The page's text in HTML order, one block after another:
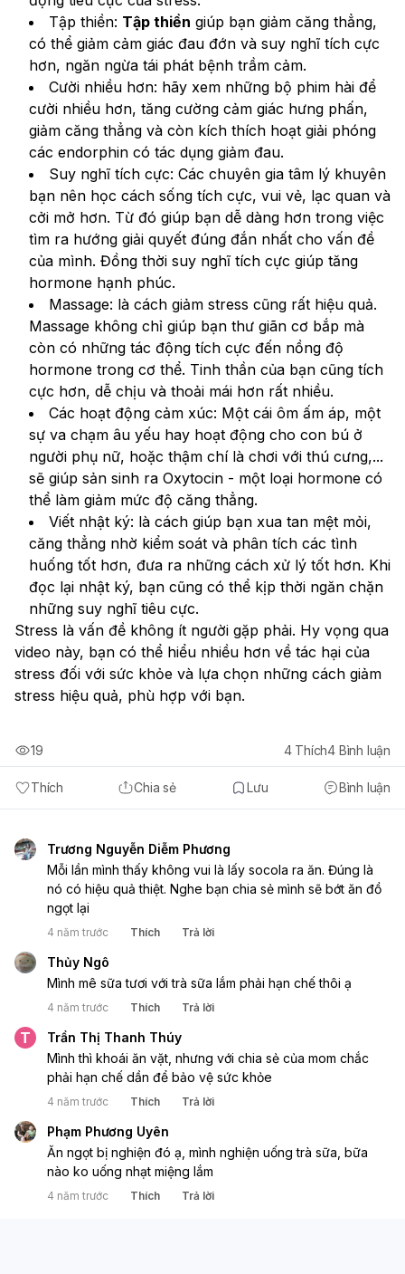
Tập thiền: Tập thiền giúp bạn giảm căng thẳng,
có thể giảm cảm giác đau đớn và suy nghĩ tích cực
hơn, ngăn ngừa tái phát bệnh trầm cảm.
Cười nhiều hơn: hãy xem những bộ phim hài để
cười nhiều hơn, tăng cường cảm giác hưng phấn,
giảm căng thẳng và còn kích thích hoạt giải phóng
các endorphin có tác dụng giảm đau.
Suy nghĩ tích cực: Các chuyên gia tâm lý khuyên
bạn nên học cách sống tích cực, vui vẻ, lạc quan và
cởi mở hơn. Từ đó giúp bạn dễ dàng hơn trong việc
tìm ra hướng giải quyết đúng đắn nhất cho vấn đề
của mình. Đồng thời suy nghĩ tích cực giúp tăng
hormone hạnh phúc.
Massage: là cách giảm stress cũng rất hiệu quả.
Massage không chỉ giúp bạn thư giãn cơ bắp mà
còn có những tác động tích cực đến nồng độ
hormone trong cơ thể. Tinh thần của bạn cũng tích
cực hơn, dễ chịu và thoải mái hơn rất nhiều.
Các hoạt động cảm xúc: Một cái ôm ấm áp, một
sự va chạm âu yếu hay hoạt động cho con bú ở
người phụ nữ, hoặc thậm chí là chơi với thú cưng,...
sẽ giúp sản sinh ra Oxytocin - một loại hormone có
thể làm giảm mức độ căng thẳng.
Viết nhật ký: là cách giúp bạn xua tan mệt mỏi,
căng thẳng nhờ kiểm soát và phân tích các tình
huống tốt hơn, đưa ra những cách xử lý tốt hơn. Khi
đọc lại nhật ký, bạn cũng có thể kịp thời ngăn chặn
những suy nghĩ tiêu cực.
Stress là vấn đề không ít người gặp phải. Hy vọng qua
video này, bạn có thể hiểu nhiều hơn về tác hại của
stress đối với sức khỏe và lựa chọn những cách giảm
stress hiệu quả, phù hợp với bạn.
Thích Chia sẻ Lưu Bình luận
19 4 Thích4 Bình luận
Trương Nguyễn Diễm Phương
Mỗi lần mình thấy không vui là lấy socola ra ăn. Đúng là
nó có hiệu quả thiệt. Nghe bạn chia sẻ mình sẽ bớt ăn đồ
ngọt lại
4 năm trước Thích Trả lời
Thủy Ngô
Mình mê sữa tươi với trà sữa lắm phải hạn chế thôi ạ
4 năm trước Thích Trả lời
T
Trần Thị Thanh Thúy
Mình thì khoái ăn vặt, nhưng với chia sẻ của mom chắc
phải hạn chế dần để bảo vệ sức khỏe
4 năm trước Thích Trả lời
Phạm Phương Uyên
Ăn ngọt bị nghiện đó ạ, mình nghiện uống trà sữa, bữa
nào ko uống nhạt miệng lắm
4 năm trước Thích Trả lời